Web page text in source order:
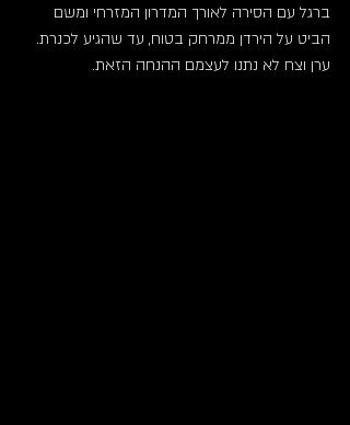
ברגל עם הסירה לאורך המדרון המזרחי ומשם
הביט על הירדן ממרחק בטוח, עד שהגיע לכנרת.
ערן וצח לא נתנו לעצמם ההנחה הזאת.